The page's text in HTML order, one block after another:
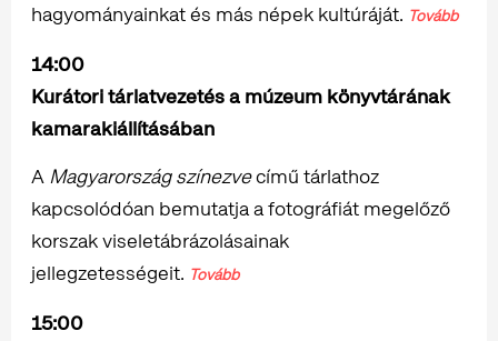
hagyományainkat és más népek kultúráját. Tovább
14:00
Kurátori tárlatvezetés a múzeum könyvtárának
kamarakiállításában
A Magyarország színezvecímű tárlathoz
kapcsolódóan bemutatja a fotográfiát megelőző
korszak viseletábrázolásainak
jellegzetességeit. Tovább
15:00